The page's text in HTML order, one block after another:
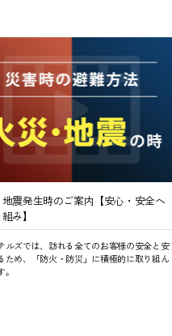
震発生時のご案内【安心・安全へ
み】
ルズでは、訪れる全てのお客様の安全と安
ため、「防火・防災」に積極的に取り組ん